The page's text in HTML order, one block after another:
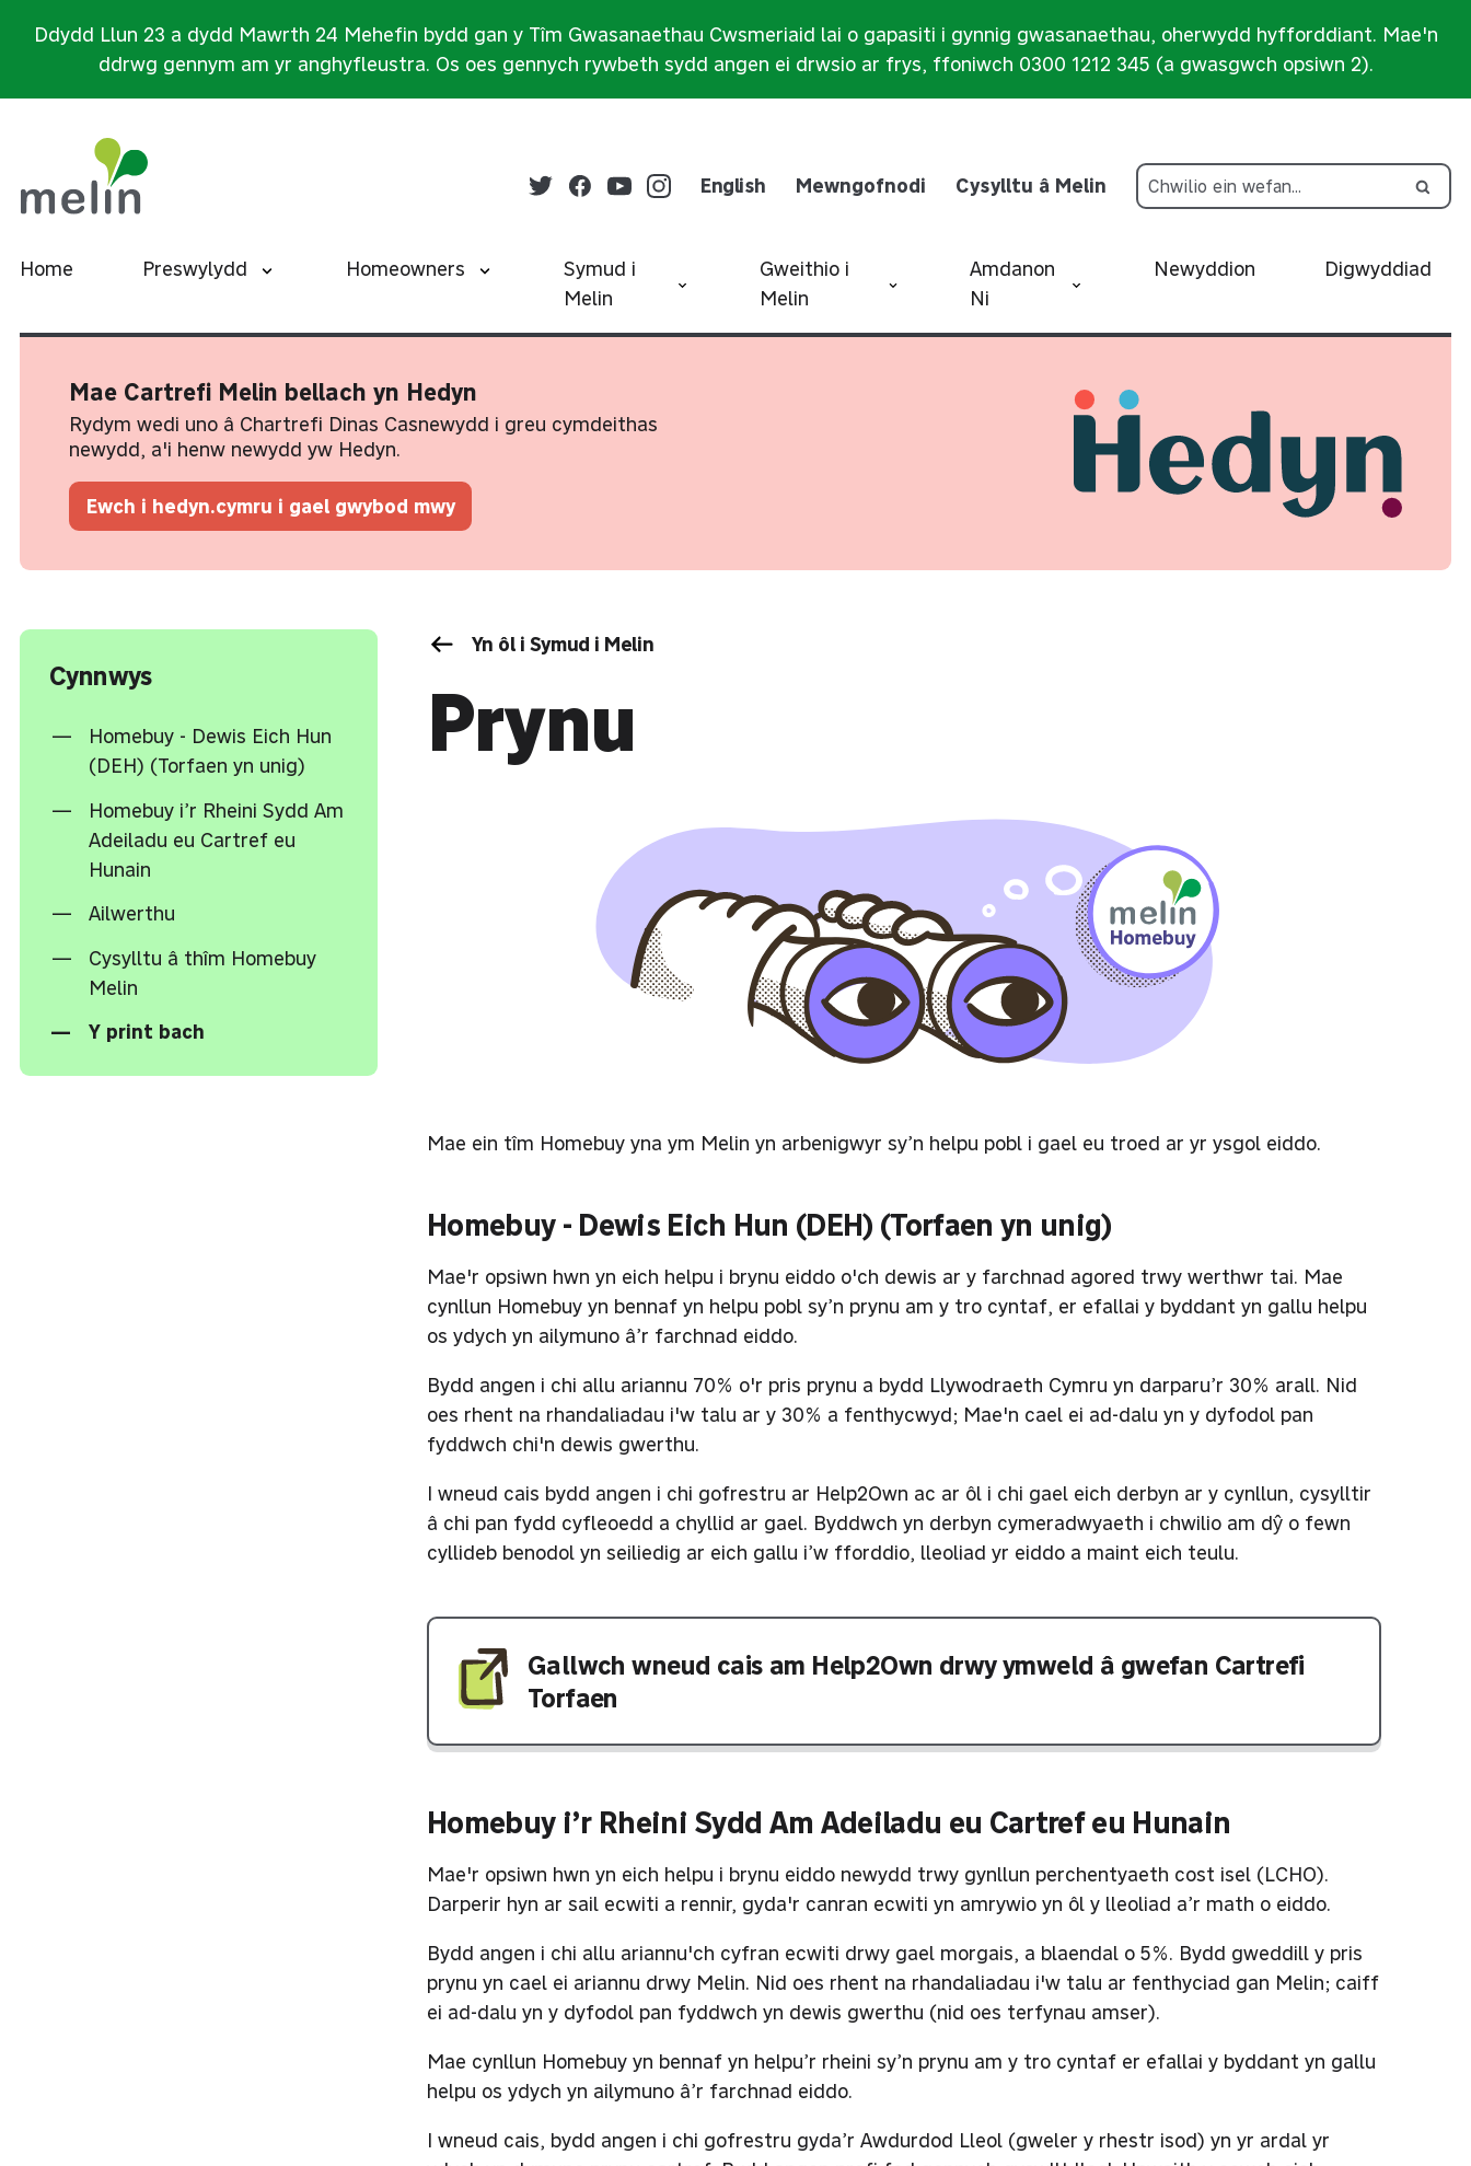
Ddydd Llun 23 a dydd Mawrth 24 Mehefin bydd gan y Tîm Gwasanaethau Cwsmeriaid lai o gapasiti i gynnig gwasanaethau, oherwydd hyfforddiant. Mae'n
ddrwg gennym am yr anghyfleustra. Os oes gennych rywbeth sydd angen ei drwsio ar frys, ffoniwch 0300 1212 345 (a gwasgwch opsiwn 2).
English Mewngofnodi Cysylltu â Melin
Home Preswylydd Homeowners
Symud i
Melin
Gweithio i
Melin
Amdanon
Ni
Newyddion Digwyddiad
Mae Cartrefi Melin bellach yn Hedyn
Rydym wedi uno â Chartrefi Dinas Casnewydd i greu cymdeithas
newydd, a'i henw newydd yw Hedyn.
Ewch i hedyn.cymru i gael gwybod mwy
Cynnwys
Homebuy - Dewis Eich Hun
(DEH) (Torfaen yn unig)
Homebuy i’r Rheini Sydd Am
Adeiladu eu Cartref eu
Hunain
Ailwerthu
Cysylltu â thîm Homebuy
Melin
Y print bach
Yn ôl i Symud i Melin
Prynu
Mae ein tîm Homebuy yna ym Melin yn arbenigwyr sy’n helpu pobl i gael eu troed ar yr ysgol eiddo.
Homebuy - Dewis Eich Hun (DEH) (Torfaen yn unig)
Mae'r opsiwn hwn yn eich helpu i brynu eiddo o'ch dewis ar y farchnad agored trwy werthwr tai. Mae
cynllun Homebuy yn bennaf yn helpu pobl sy’n prynu am y tro cyntaf, er efallai y byddant yn gallu helpu
os ydych yn ailymuno â’r farchnad eiddo.
Bydd angen i chi allu ariannu 70% o'r pris prynu a bydd Llywodraeth Cymru yn darparu’r 30% arall. Nid
oes rhent na rhandaliadau i'w talu ar y 30% a fenthycwyd; Mae'n cael ei ad-dalu yn y dyfodol pan
fyddwch chi'n dewis gwerthu.
I wneud cais bydd angen i chi gofrestru ar Help2Own ac ar ôl i chi gael eich derbyn ar y cynllun, cysylltir
â chi pan fydd cyfleoedd a chyllid ar gael. Byddwch yn derbyn cymeradwyaeth i chwilio am dŷ o fewn
cyllideb benodol yn seiliedig ar eich gallu i’w fforddio, lleoliad yr eiddo a maint eich teulu.
Gallwch wneud cais am Help2Own drwy ymweld â gwefan Cartrefi
Torfaen
Homebuy i’r Rheini Sydd Am Adeiladu eu Cartref eu Hunain
Mae'r opsiwn hwn yn eich helpu i brynu eiddo newydd trwy gynllun perchentyaeth cost isel (LCHO).
Darperir hyn ar sail ecwiti a rennir, gyda'r canran ecwiti yn amrywio yn ôl y lleoliad a’r math o eiddo.
Bydd angen i chi allu ariannu'ch cyfran ecwiti drwy gael morgais, a blaendal o 5%. Bydd gweddill y pris
prynu yn cael ei ariannu drwy Melin. Nid oes rhent na rhandaliadau i'w talu ar fenthyciad gan Melin; caiff
ei ad-dalu yn y dyfodol pan fyddwch yn dewis gwerthu (nid oes terfynau amser).
Mae cynllun Homebuy yn bennaf yn helpu’r rheini sy’n prynu am y tro cyntaf er efallai y byddant yn gallu
helpu os ydych yn ailymuno â’r farchnad eiddo.
I wneud cais, bydd angen i chi gofrestru gyda’r Awdurdod Lleol (gweler y rhestr isod) yn yr ardal yr